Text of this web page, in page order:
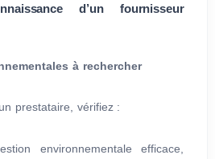
d’un fournisseur
à rechercher
prestataire, vérifiez :
environnementale efficace,